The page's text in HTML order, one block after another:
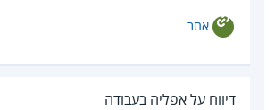
אתר
דיווח על אפליה בעבודה